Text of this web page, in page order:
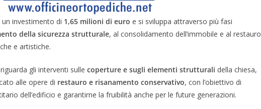
un investimento di 1,65 milioni di euro e si sviluppa attraverso più fasi
della sicurezza strutturale, al consolidamento dell’immobile e al restauro
e artistiche.
riguarda gli interventi sulle coperture e sugli elementi strutturali della chiesa,
alle opere di restauro e risanamento conservativo, con l’obiettivo di
dell’edificio e garantirne la fruibilità anche per le future generazioni.